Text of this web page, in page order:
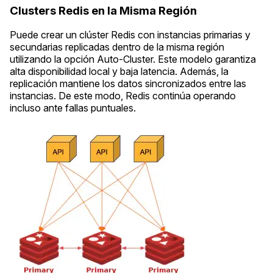
Clusters Redis en la Misma Región
Puede crear un clúster Redis con instancias primarias y
secundarias replicadas dentro de la misma región
utilizando la opción Auto-Cluster. Este modelo garantiza
alta disponibilidad local y baja latencia. Además, la
replicación mantiene los datos sincronizados entre las
instancias. De este modo, Redis continúa operando
incluso ante fallas puntuales.